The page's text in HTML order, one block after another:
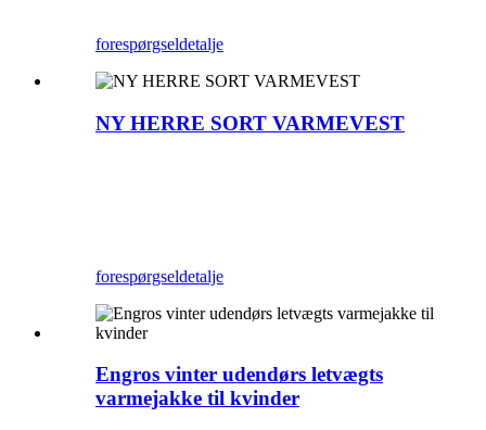
forespørgseldetalje
NY HERRE SORT VARMEVEST
forespørgseldetalje
Engros vinter udendørs letvægts
varmejakke til kvinder